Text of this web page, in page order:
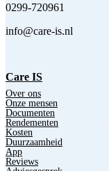
0299-720961
info@care-is.nl
Care IS
Over ons
Onze mensen
Documenten
Rendementen
Kosten
Duurzaamheid
App
Reviews